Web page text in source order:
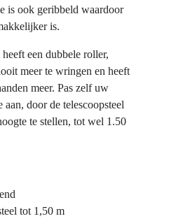
is ook geribbeld waardoor
is.
een dubbele roller,
meer te wringen en heeft
meer. Pas zelf uw
door de telescoopsteel
te stellen, tot wel 1.50
tot 1,50 m